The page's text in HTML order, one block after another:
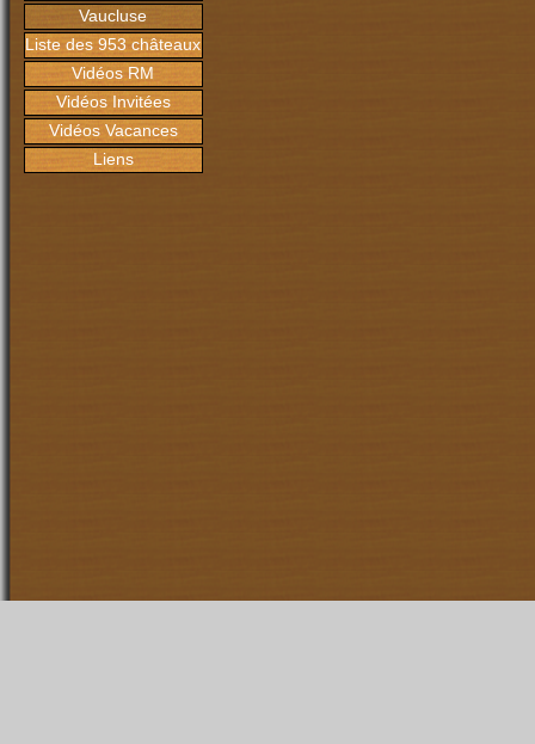
Vaucluse
Liste des 953 châteaux
Vidéos RM
Vidéos Invitées
Vidéos Vacances
Liens